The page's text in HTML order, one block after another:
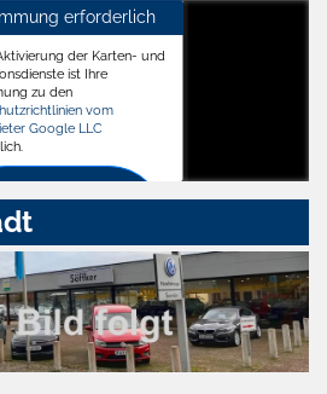
Oldendorf
erforderlich
der Karten- und
ist Ihre
zu den
vom
Google LLC
Zustimmen
aktivieren